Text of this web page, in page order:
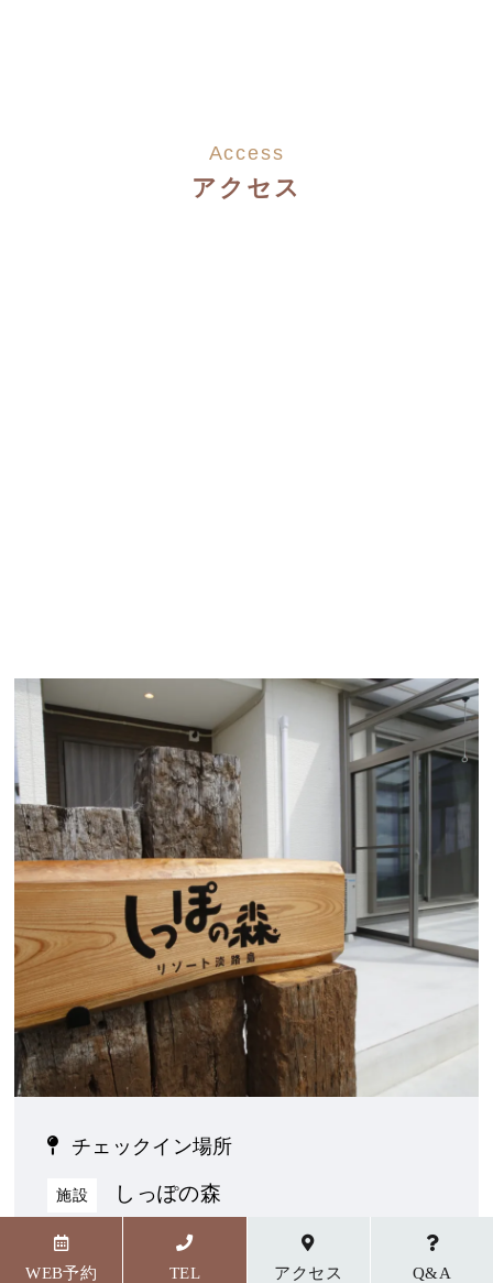
Access
アクセス
チェックイン場所
施設 しっぽの森
〒656-1727 兵庫県淡路市野島貴船23番地5
WEB予約
TEL アクセス Q&A